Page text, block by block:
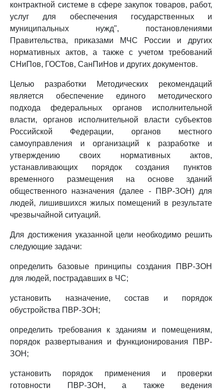
контрактной системе в сфере закупок товаров, работ,
услуг для обеспечения государственных и
муниципальных нужд", постановлениями
Правительства, приказами МЧС России и других
нормативных актов, а также с учетом требований
СНиПов, ГОСТов, СанПиНов и других документов.
Целью разработки Методических рекомендаций
является обеспечение единого методического
подхода федеральных органов исполнительной
власти, органов исполнительной власти субъектов
Российской Федерации, органов местного
самоуправления и организаций к разработке и
утверждению своих нормативных актов,
устанавливающих порядок создания пунктов
временного размещения на основе зданий
общественного назначения (далее - ПВР-ЗОН) для
людей, лишившихся жилых помещений в результате
чрезвычайной ситуаций.
Для достижения указанной цели необходимо решить
следующие задачи:
определить базовые принципы создания ПВР-ЗОН
для людей, пострадавших в ЧС;
установить назначение, состав и порядок
обустройства ПВР-ЗОН;
определить требования к зданиям и помещениям,
порядок развертывания и функционирования ПВР-
ЗОН;
установить порядок применения и проверки
готовности ПВР-ЗОН, а также ведения